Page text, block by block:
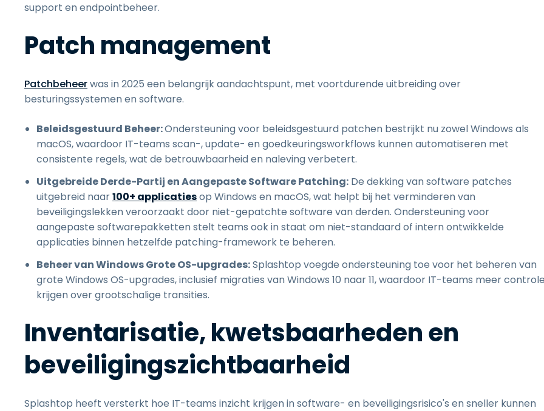
support en endpointbeheer.
Patch management
Patchbeheerwas in 2025 een belangrijk aandachtspunt, met voortdurende uitbreiding over
besturingssystemen en software.
Beleidsgestuurd Beheer:Ondersteuning voor beleidsgestuurd patchen bestrijkt nu zowel Windows als
macOS, waardoor IT-teams scan-, update- en goedkeuringsworkflows kunnen automatiseren met
consistente regels, wat de betrouwbaarheid en naleving verbetert.
Uitgebreide Derde-Partij en Aangepaste Software Patching: De dekking van software patches
uitgebreid naar100+ applicatiesop Windows en macOS, wat helpt bij het verminderen van
beveiligingslekken veroorzaakt door niet-gepatchte software van derden. Ondersteuning voor
aangepaste softwarepakketten stelt teams ook in staat om niet-standaard of intern ontwikkelde
applicaties binnen hetzelfde patching-framework te beheren.
Beheer van Windows Grote OS-upgrades:Splashtop voegde ondersteuning toe voor het beheren van
grote Windows OS-upgrades, inclusief migraties van Windows 10 naar 11, waardoor IT-teams meer
krijgen over grootschalige transities.
Inventarisatie, kwetsbaarheden en
beveiligingszichtbaarheid
Splashtop heeft versterkt hoe IT-teams inzicht krijgen in software- en beveiligingsrisico's en sneller kunnen